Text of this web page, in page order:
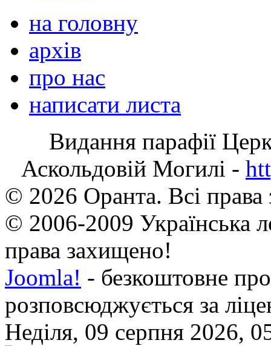
на головну
архів
про нас
написати листа
Видання парафії
Аскольдовій Могилі -
© 2026 Оранта. Всі
© 2006-2009 Українська
права захищено!
Joomla! - безкоштовне
розповсюджується за
Неділя, 09 серпня 2026,